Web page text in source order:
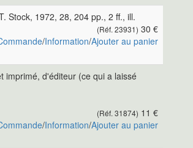
Stock, 1972, 28, 204 pp., 2 ff., ill.
(Réf. 23931) 30 €
/Information/Ajouter au panier
imprimé, d'éditeur (ce qui a laissé
(Réf. 31874) 11 €
/Information/Ajouter au panier